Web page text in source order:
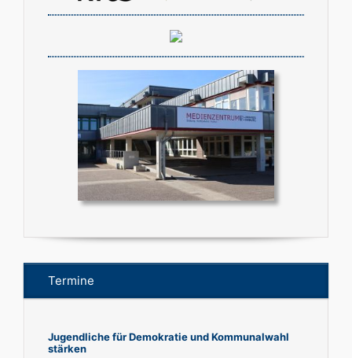
Termine
Jugendliche für Demokratie und Kommunalwahl
stärken